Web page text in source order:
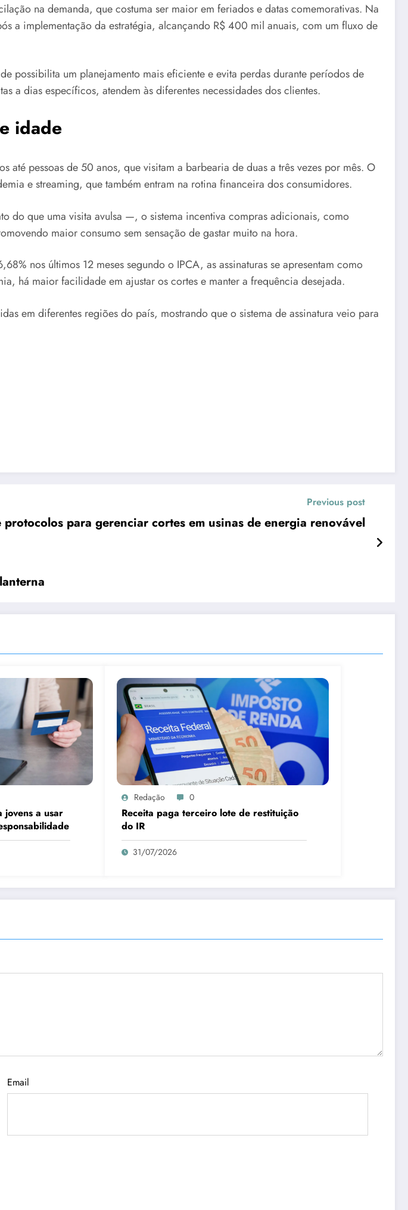
na demanda, que costuma ser maior em feriados e datas comemorativas. Na
a implementação da estratégia, alcançando R$ 400 mil anuais, com um fluxo de
possibilita um planejamento mais eficiente e evita perdas durante períodos de
a dias específicos, atendem às diferentes necessidades dos clientes.
idade
pessoas de 50 anos, que visitam a barbearia de duas a três vezes por mês. O
e streaming, que também entram na rotina financeira dos consumidores.
do que uma visita avulsa —, o sistema incentiva compras adicionais, como
maior consumo sem sensação de gastar muito na hora.
nos últimos 12 meses segundo o IPCA, as assinaturas se apresentam como
há maior facilidade em ajustar os cortes e manter a frequência desejada.
em diferentes regiões do país, mostrando que o sistema de assinatura veio para
Previous post
para gerenciar cortes em usinas de energia renovável
jovens a usar
Redação 0
Receita paga terceiro lote de restituição
do IR
31/07/2026
Email